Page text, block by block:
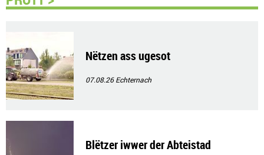
Nëtzen ass ugesot
07.08.26Echternach
Blëtzer iwwer der Abteistad